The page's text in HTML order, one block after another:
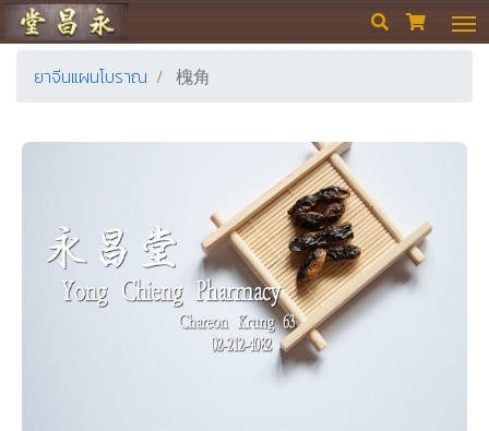
ร้านขายยา ย่งเชียงตึ๊ง  
ยาจีนแผนโบราณ 槐角